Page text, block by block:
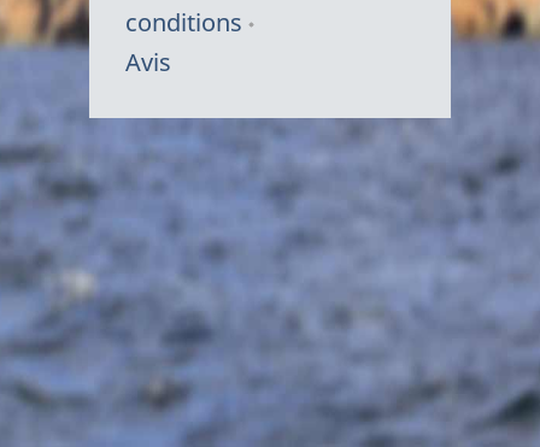
conditions
Avis
Symbole
Canada